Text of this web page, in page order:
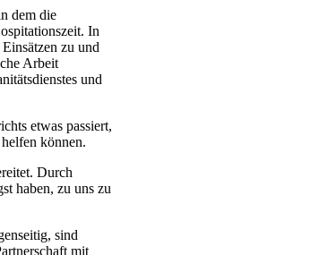
dem die
In
zu und
Arbeit
und
etwas passiert,
können.
Durch
haben, zu uns zu
sind
mit